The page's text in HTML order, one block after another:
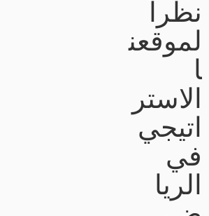
نظراً
لموقعن
ا
الاستر
اتيجي
في
الريا